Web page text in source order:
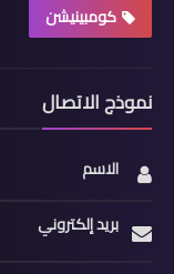
كومبينيشن
نموذج الاتصال
الاسم
بريد إلكتروني